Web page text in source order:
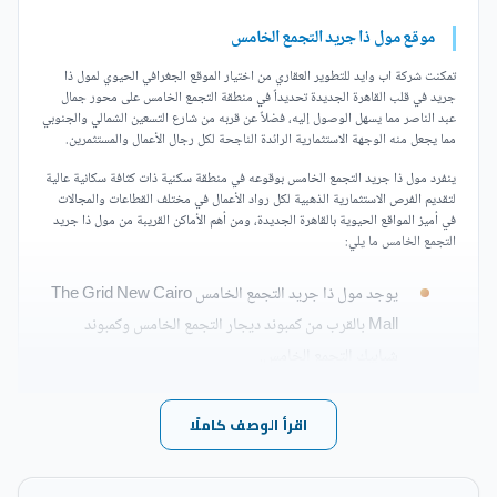
موقع مول ذا جريد التجمع الخامس
تمكنت شركة اب وايد للتطوير العقاري من اختيار الموقع الجغرافي الحيوي لمول ذا
جريد في قلب القاهرة الجديدة تحديداً في منطقة التجمع الخامس على محور جمال
عبد الناصر مما يسهل الوصول إليه، فضلاً عن قربه من شارع التسعين الشمالي والجنوبي
مما يجعل منه الوجهة الاستثمارية الرائدة الناجحة لكل رجال الأعمال والمستثمرين.
ينفرد مول ذا جريد التجمع الخامس بوقوعه في منطقة سكنية ذات كثافة سكانية عالية
لتقديم الفرص الاستثمارية الذهبية لكل رواد الأعمال في مختلف القطاعات والمجالات
في أميز المواقع الحيوية بالقاهرة الجديدة، ومن أهم الأماكن القريبة من مول ذا جريد
التجمع الخامس ما يلي:
يوجد مول ذا جريد التجمع الخامس The Grid New Cairo
Mall بالقرب من كمبوند ديجار التجمع الخامس وكمبوند
يبتعد مول ذا جريد القاهرة الجديدة دقائق قليلة عن المنطقة
المركزية للقاهرة الجديدة.
اقرأ الوصف كاملًا